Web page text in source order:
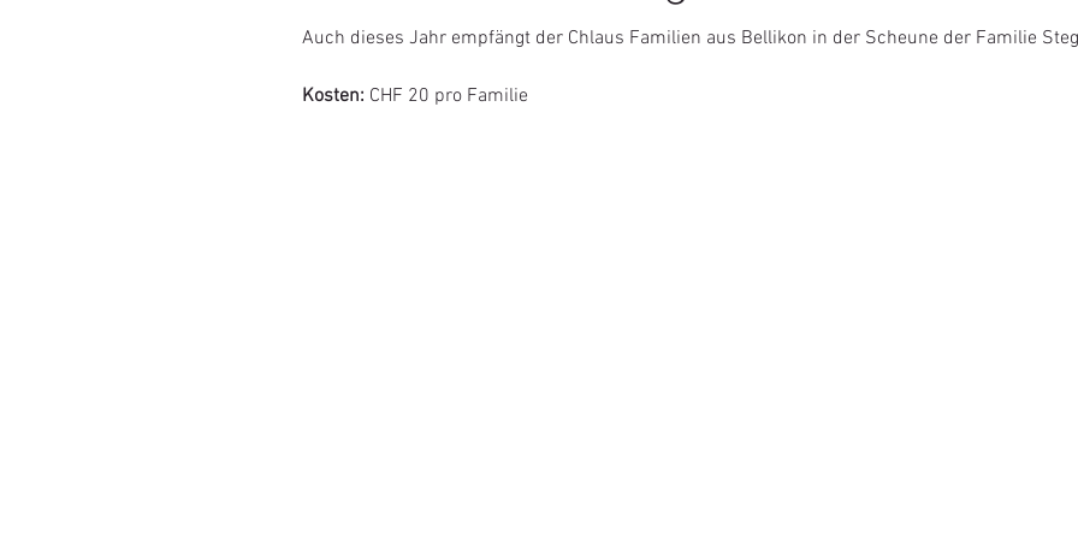
Auch dieses Jahr empfängt der Chlaus Familien aus Bellikon in der Scheune der Familie
Kosten: CHF 20 pro Familie